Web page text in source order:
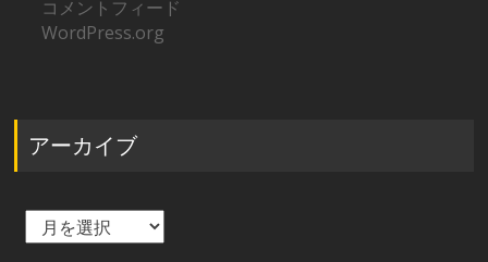
コメントフィード
WordPress.org
アーカイブ
ア